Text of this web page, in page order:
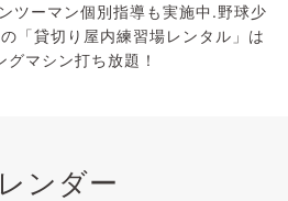
ツーマン個別指導も実施中.野球少
「貸切り屋内練習場レンタル」は
グマシン打ち放題！
ンダー